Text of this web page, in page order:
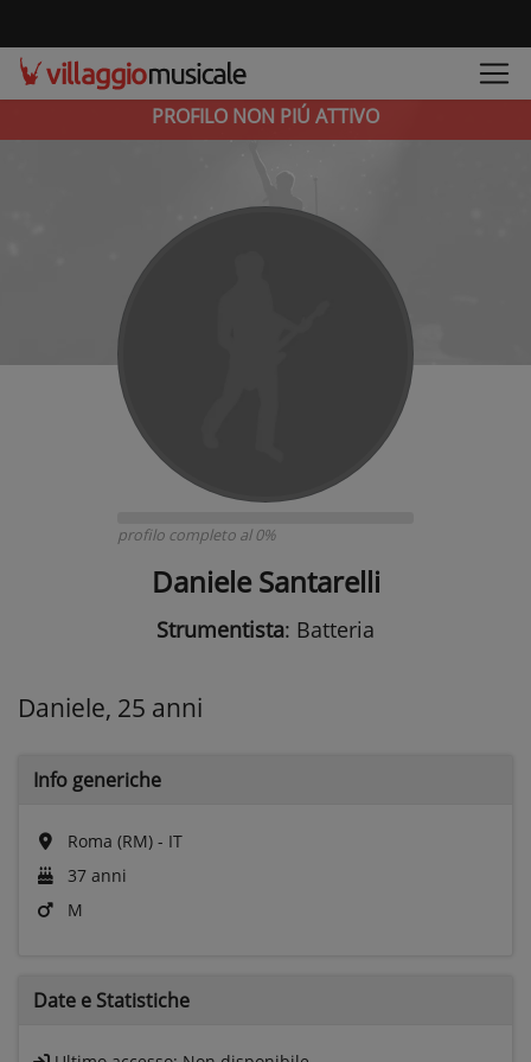
PROFILO NON PIÚ ATTIVO
profilo completo al 0%
Daniele Santarelli
Strumentista: Batteria
Daniele, 25 anni
Info generiche
Roma (RM) - IT
37 anni
M
Date e Statistiche